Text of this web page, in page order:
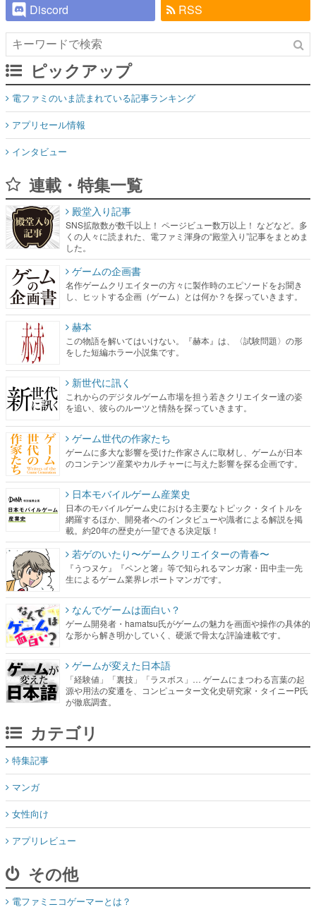
Discord
RSS
ピックアップ
電ファミのいま読まれている記事ランキング
アプリセール情報
インタビュー
連載・特集一覧
殿堂入り記事
SNS拡散数が数千以上！ ページビュー数万以上！ などなど。多
くの人々に読まれた、電ファミ渾身の“殿堂入り”記事をまとめま
した。
ゲームの企画書
名作ゲームクリエイターの方々に製作時のエピソードをお聞き
し、ヒットする企画（ゲーム）とは何か？を探っていきます。
赫本
この物語を解いてはいけない。『赫本』は、〈試験問題〉の形
をした短編ホラー小説集です。
新世代に訊く
これからのデジタルゲーム市場を担う若きクリエイター達の姿
を追い、彼らのルーツと情熱を探っていきます。
ゲーム世代の作家たち
ゲームに多大な影響を受けた作家さんに取材し、ゲームが日本
のコンテンツ産業やカルチャーに与えた影響を探る企画です。
日本モバイルゲーム産業史
日本のモバイルゲーム史における主要なトピック・タイトルを
網羅するほか、開発者へのインタビューや識者による解説を掲
載。約20年の歴史が一望できる決定版！
若ゲのいたり〜ゲームクリエイターの青春〜
『うつヌケ』『ペンと箸』等で知られるマンガ家・田中圭一先
生によるゲーム業界レポートマンガです。
なんでゲームは面白い？
ゲーム開発者・hamatsu氏がゲームの魅力を画面や操作の具体的
な形から解き明かしていく、硬派で骨太な評論連載です。
ゲームが変えた日本語
「経験値」「裏技」「ラスボス」… ゲームにまつわる言葉の起
源や用法の変遷を、コンピューター文化史研究家・タイニーP氏
が徹底調査。
カテゴリ
特集記事
マンガ
女性向け
アプリレビュー
その他
電ファミニコゲーマーとは？